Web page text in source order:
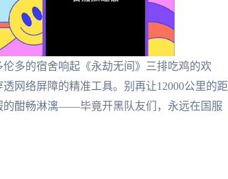
多的宿舍响起《永劫无间》三排吃鸡的欢
网络屏障的精准工具。别再让12000公里的距
的酣畅淋漓——毕竟开黑队友们，永远在国服